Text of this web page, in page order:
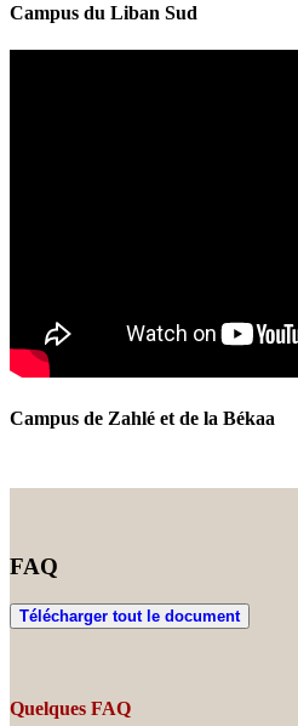
Campus du Liban Sud
Campus de Zahlé et de la Békaa
FAQ
Télécharger tout le document
Quelques FAQ